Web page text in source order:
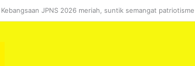
Exco satu amanah besar – Siow Kong Choon